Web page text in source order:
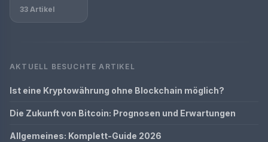
33 Artikel
AKTUELL BESUCHTE ARTIKEL
Ist eine Kryptowährung ohne Blockchain möglich?
Die Zukunft von Bitcoin: Prognosen und Erwartungen
Allgemeines: Komplett-Guide 2026